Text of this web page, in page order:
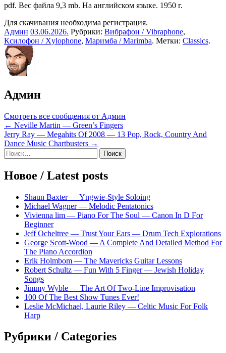
pdf. Вес файла 9,3 mb. На английском языке. 1950 г.
Для скачивания необходима регистрация.
Админ 03.06.2026. Рубрики: Вибрафон / Vibraphone,
Ксилофон / Xylophone, Маримба / Marimba. Метки: Classics.
Админ
Смотреть все сообщения от Админ
Навигация
по
записям
← Neville Martin — Green’s Fingers
Jerry Ray — Megahits Of 2008 — 13 Pop, Rock, Country And
Dance Music Chartbusters →
Sidebar
Найти:
Новое / Latest posts
Shaun Baxter — Yngwie-Style Soloing
Michael Wagner — Melodic Pentatonics
Vivienna lim — Piano For The Soul — Canon In D For
Beginner
Jeff Ocheltree — Trust Your Ears — Drum Tech Explorations
George Scott-Wood — A Complete And Detailed Method For
The Piano Accordion
Erik Holmbom — The Mavericks Guitar Lessons
Robert Schultz — Fun With 5 Finger — Jewish Holiday
Songs
Jimmy Wyble — The Art Of Two-Line Improvisation
100 Of The Best Show Tunes Ever!
Leslie McMichael, Laurie Riley — Celtic Music For Folk
Harp
Рубрики / Categories